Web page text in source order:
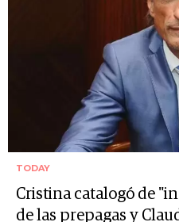
TODAY
Cristina catalogó de
de las prepagas y